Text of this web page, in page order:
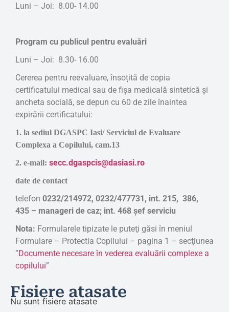
Luni – Joi: 8.00- 14.00
Program cu publicul pentru evaluări
Luni – Joi: 8.30- 16.00
Cererea pentru reevaluare, însoțită de copia
certificatului medical sau de fișa medicală sintetică și
ancheta socială, se depun cu 60 de zile înaintea
expirării certificatului:
1. la sediul DGASPC Iasi/ Serviciul de Evaluare
Complexa a Copilului, cam.13
2. e-mail: secc.dgaspcis@dasiasi.ro
date de contact
telefon 0232/214972, 0232/477731, int. 215, 386,
435 – manageri de caz; int. 468 șef serviciu
Nota: Formularele tipizate le puteţi găsi în meniul
Formulare – Protectia Copilului – pagina 1 – secţiunea
”Documente necesare în vederea evaluării complexe a
copilului”
Fisiere atasate
Nu sunt fisiere atasate